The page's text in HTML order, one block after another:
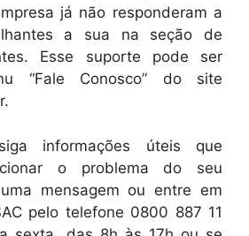
já não responderam a
a sua na seção de
Esse suporte pode ser
“Fale Conosco” do site
informações úteis que
o problema do seu
mensagem ou entre em
pelo telefone 0800 887 11